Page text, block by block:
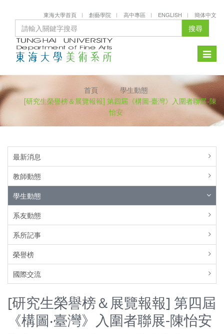
東海大學首頁 創藝學院 高中專區 ENGLISH 簡体中文
搜尋
Toggle
首頁
學生動態
[研究生榮譽榜＆展覽報報] 第四屆《構圖‧臺灣》入圍者聯展-陳
怡安
最新消息
教師動態
學生動態
系友動態
系所記事
榮譽榜
國際交流
[研究生榮譽榜＆展覽報報] 第四屆
《構圖‧臺灣》入圍者聯展-陳怡安